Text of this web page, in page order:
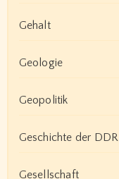
Gehalt
Geologie
Geopolitik
Geschichte der DDR
Gesellschaft